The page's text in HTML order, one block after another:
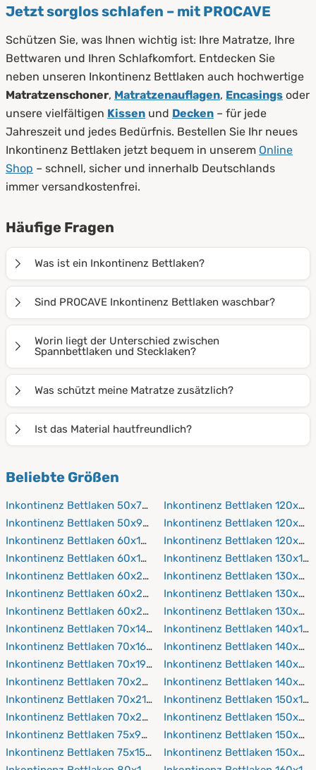
Jetzt sorglos schlafen – mit PROCAVE
Schützen Sie, was Ihnen wichtig ist: Ihre Matratze, Ihre
Bettwaren und Ihren Schlafkomfort. Entdecken Sie
neben unseren Inkontinenz Bettlaken auch hochwertige
Matratzenschoner, Matratzenauflagen, Encasings oder
unsere vielfältigen Kissen und Decken – für jede
Jahreszeit und jedes Bedürfnis. Bestellen Sie Ihr neues
Inkontinenz Bettlaken jetzt bequem in unserem Online
Shop – schnell, sicher und innerhalb Deutschlands
immer versandkostenfrei.
Häufige Fragen
Was ist ein Inkontinenz Bettlaken?
besonders bei Inkontinenz oder im Pflegebereich.
Sind PROCAVE Inkontinenz Bettlaken waschbar?
waschbar, formstabil und behalten ihre wasserdichte
Funktion auch nach vielen Wäschen.
Worin liegt der Unterschied zwischen
Spannbettlaken und Stecklaken?
zu wechseln.
Was schützt meine Matratze zusätzlich?
Ist das Material hautfreundlich?
die sich angenehm anfühlen.
Beliebte Größen
Inkontinenz Bettlaken 50x70 cm
Inkontinenz Bettlaken 50x90 cm
Inkontinenz Bettlaken 60x120 cm
Inkontinenz Bettlaken 60x190 cm
Inkontinenz Bettlaken 60x200 cm
Inkontinenz Bettlaken 60x210 cm
Inkontinenz Bettlaken 60x220 cm
Inkontinenz Bettlaken 70x140 cm
Inkontinenz Bettlaken 70x160 cm
Inkontinenz Bettlaken 70x190 cm
Inkontinenz Bettlaken 70x200 cm
Inkontinenz Bettlaken 70x210 cm
Inkontinenz Bettlaken 70x220 cm
Inkontinenz Bettlaken 75x90 cm
Inkontinenz Bettlaken 75x150 cm
Inkontinenz Bettlaken
Inkontinenz Bettlaken
Inkontinenz Bettlaken
Inkontinenz Bettlaken
Inkontinenz Bettlaken
Inkontinenz Bettlaken
Inkontinenz Bettlaken
Inkontinenz Bettlaken
Inkontinenz Bettlaken
Inkontinenz Bettlaken
Inkontinenz Bettlaken
Inkontinenz Bettlaken
Inkontinenz Bettlaken
Inkontinenz Bettlaken
Inkontinenz Bettlaken